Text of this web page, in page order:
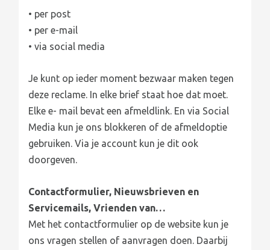
• per post
• per e-mail
• via social media
Je kunt op ieder moment bezwaar maken tegen
deze reclame. In elke brief staat hoe dat moet.
Elke e- mail bevat een afmeldlink. En via Social
Media kun je ons blokkeren of de afmeldoptie
gebruiken. Via je account kun je dit ook
doorgeven.
Contactformulier, Nieuwsbrieven en
Servicemails, Vrienden van…
Met het contactformulier op de website kun je
ons vragen stellen of aanvragen doen. Daarbij